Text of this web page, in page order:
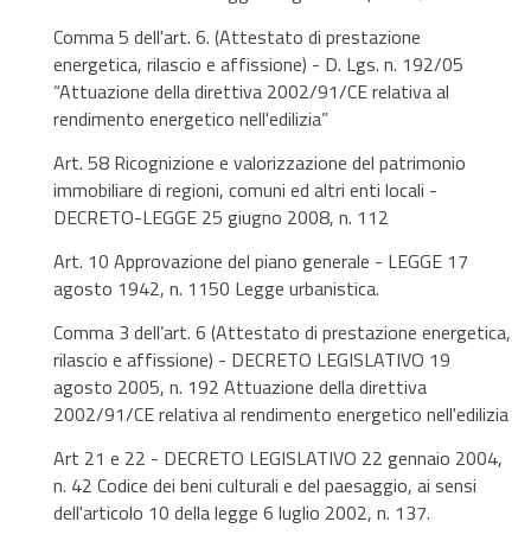
Comma 5 dell'art. 6. (Attestato di prestazione
energetica, rilascio e affissione) - D. Lgs. n. 192/05
“Attuazione della direttiva 2002/91/CE relativa al
rendimento energetico nell'edilizia”
Art. 58 Ricognizione e valorizzazione del patrimonio
immobiliare di regioni, comuni ed altri enti locali -
DECRETO-LEGGE 25 giugno 2008, n. 112
Art. 10 Approvazione del piano generale - LEGGE 17
agosto 1942, n. 1150 Legge urbanistica.
Comma 3 dell’art. 6 (Attestato di prestazione energetica,
rilascio e affissione) - DECRETO LEGISLATIVO 19
agosto 2005, n. 192 Attuazione della direttiva
2002/91/CE relativa al rendimento energetico nell'edilizia
Art 21 e 22 - DECRETO LEGISLATIVO 22 gennaio 2004,
n. 42 Codice dei beni culturali e del paesaggio, ai sensi
dell'articolo 10 della legge 6 luglio 2002, n. 137.